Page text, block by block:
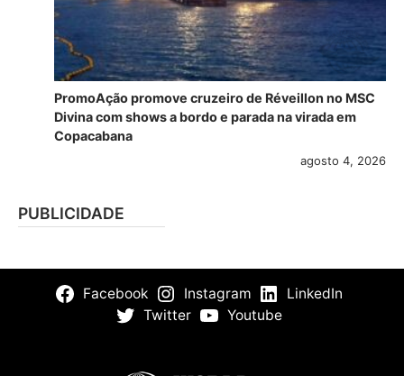
PromoAção promove cruzeiro de Réveillon no MSC
Divina com shows a bordo e parada na virada em
Copacabana
agosto 4, 2026
PUBLICIDADE
Facebook Instagram
LinkedIn
Twitter
Youtube